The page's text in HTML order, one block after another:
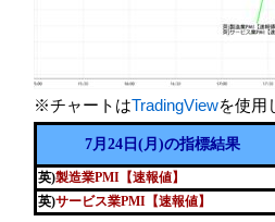
※チャートはTradingViewを使用
7月24日(月)の指標結果
英)製造業PMI【速報値】
英)サービス業PMI【速報値】